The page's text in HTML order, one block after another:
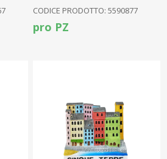
CODICE PRODOTTO: 5590877
pro PZ